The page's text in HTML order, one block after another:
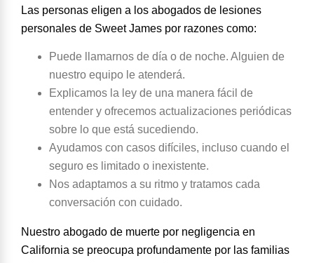
Las personas eligen a los abogados de lesiones
personales de Sweet James por razones como:
Puede llamarnos de día o de noche. Alguien de
nuestro equipo le atenderá.
Explicamos la ley de una manera fácil de
entender y ofrecemos actualizaciones periódicas
sobre lo que está sucediendo.
Ayudamos con casos difíciles, incluso cuando el
seguro es limitado o inexistente.
Nos adaptamos a su ritmo y tratamos cada
conversación con cuidado.
Nuestro abogado de muerte por negligencia en
California se preocupa profundamente por las familias